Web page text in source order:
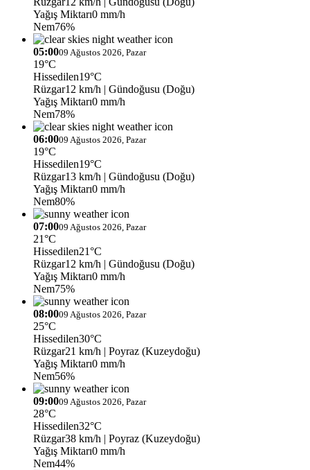
Yağış Miktarı0 mm/h
Nem76%
05:0009 Ağustos 2026, Pazar
19°C
Hissedilen19°C
Rüzgar12 km/h | Gündoğusu (Doğu)
Yağış Miktarı0 mm/h
Nem78%
06:0009 Ağustos 2026, Pazar
19°C
Hissedilen19°C
Rüzgar13 km/h | Gündoğusu (Doğu)
Yağış Miktarı0 mm/h
Nem80%
07:0009 Ağustos 2026, Pazar
21°C
Hissedilen21°C
Rüzgar12 km/h | Gündoğusu (Doğu)
Yağış Miktarı0 mm/h
Nem75%
08:0009 Ağustos 2026, Pazar
25°C
Hissedilen30°C
Rüzgar21 km/h | Poyraz (Kuzeydoğu)
Yağış Miktarı0 mm/h
Nem56%
09:0009 Ağustos 2026, Pazar
28°C
Hissedilen32°C
Rüzgar38 km/h | Poyraz (Kuzeydoğu)
Yağış Miktarı0 mm/h
Nem44%